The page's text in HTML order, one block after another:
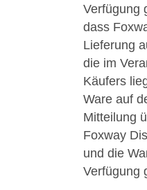
Verfügung
dass
Lieferung
die im
Käufers
Ware auf
Mitteilung
Foxway
und die
Verfügung